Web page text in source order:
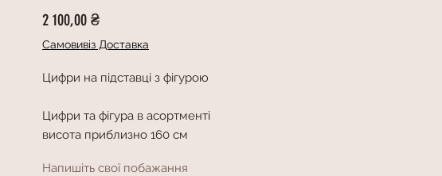
2 100,00 ₴Ціна
Самовивіз Доставка
Цифри на підставці з фігурою
Цифри та фігура в асортменті
висота приблизно 160 см
Напишіть свої побажання